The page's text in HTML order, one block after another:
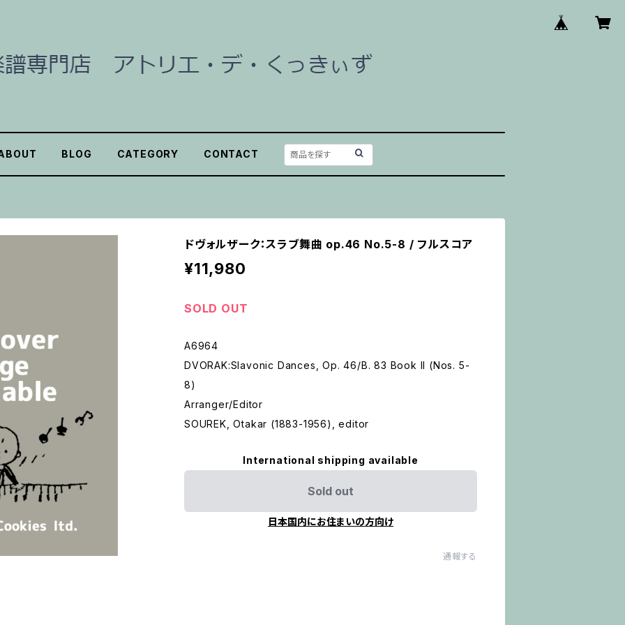
BLOG CATEGORY CONTACT
ドヴォルザーク：スラブ舞曲 op.46 No.5-8 / フルスコア
¥11,980
SOLD OUT
A6964
DVORAK:Slavonic Dances, Op. 46/B. 83 Book II (Nos. 5-
8)
Arranger/Editor
SOUREK, Otakar (1883-1956), editor
International shipping available
Sold out
日本国内にお住まいの方向け
通報する